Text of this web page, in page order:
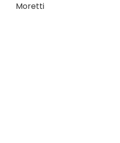
Moretti